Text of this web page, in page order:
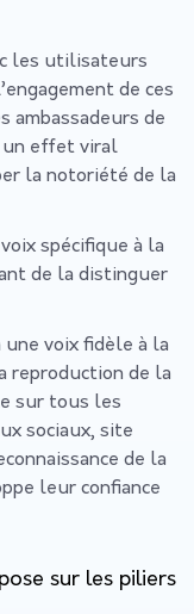
les utilisateurs
de ces
ambassadeurs de
un effet viral
la notoriété de la
spécifique à la
de la distinguer
une voix fidèle à la
reproduction de la
sur tous les
sociaux, site
de la
leur confiance
sur les piliers